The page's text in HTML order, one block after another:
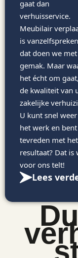
gaat dan
verhuisservice.
Meubilair
is
dat doen we met
gemak. Maar
het écht om
de kwaliteit van
zakelijke
U kunt snel
het werk en
tevreden met het
resultaat? Dat is
voor ons telt!
Lees